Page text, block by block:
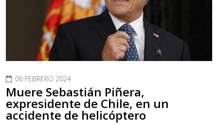
06 FEBRERO 2024
Muere Sebastián Piñera,
expresidente de Chile, en un
accidente de helicóptero